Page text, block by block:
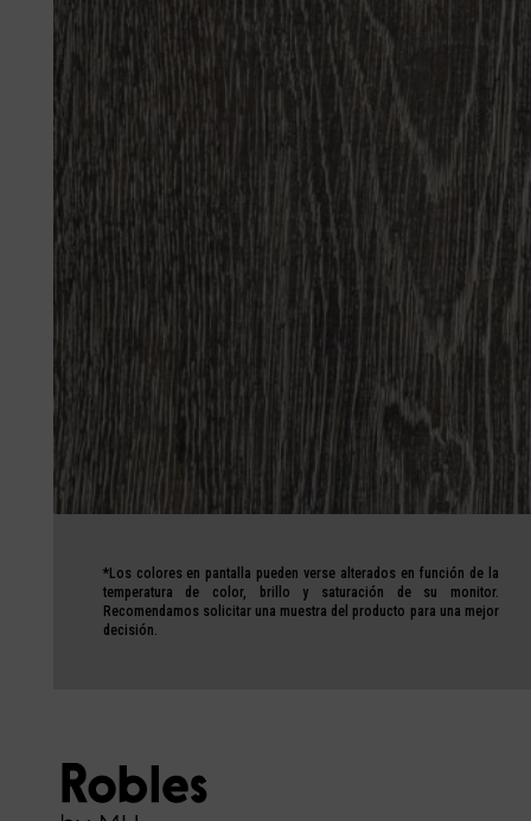
*Los colores en pantalla pueden verse alterados en función de la
temperatura de color, brillo y saturación de su monitor.
Recomendamos solicitar una muestra del producto para una mejor
decisión.